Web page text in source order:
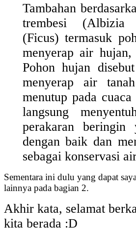
Tambahan
trembesi
(Ficus) termasuk
menyerap air hujan,
Pohon hujan
menyerap air
menutup pada
langsung
perakaran
dengan baik dan
sebagai konservasi
Sementara ini dulu yang dapat
lainnya pada bagian 2.
Akhir kata, selamat
kita berada :D